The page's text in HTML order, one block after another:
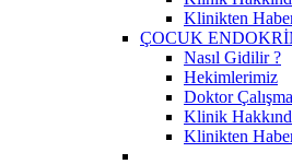
Klinikten
ÇOCUK
Nasıl Gidilir ?
Hekimlerimiz
Doktor
Klinik
Klinikten